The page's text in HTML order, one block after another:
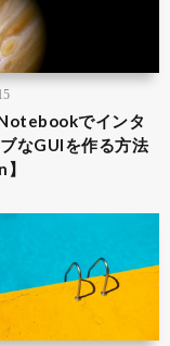
でインタ
なGUIを作る方法